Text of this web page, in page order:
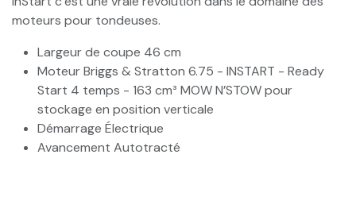
moteurs pour tondeuses.
Largeur de coupe 46 cm
Moteur Briggs & Stratton 6.75 - INSTART - Ready
Start 4 temps - 163 cm³ MOW N’STOW pour
stockage en position verticale
Démarrage Électrique
Avancement Autotracté